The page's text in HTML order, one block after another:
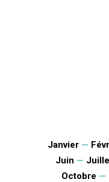
Janvier —
Juin —
Octobre —